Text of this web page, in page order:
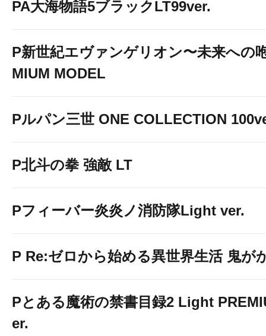
PA大海物語5ブラックLT99ver.
P新世紀エヴァンゲリオン〜未来への
MIUM MODEL
Pルパン三世 ONE COLLECTION
P北斗の拳 強敵 LT
Pフィーバー炎炎ノ消防隊Light ver.
P Re:ゼロから始める異世界生活 鬼が
Pとある魔術の禁書目録2 Light
er.